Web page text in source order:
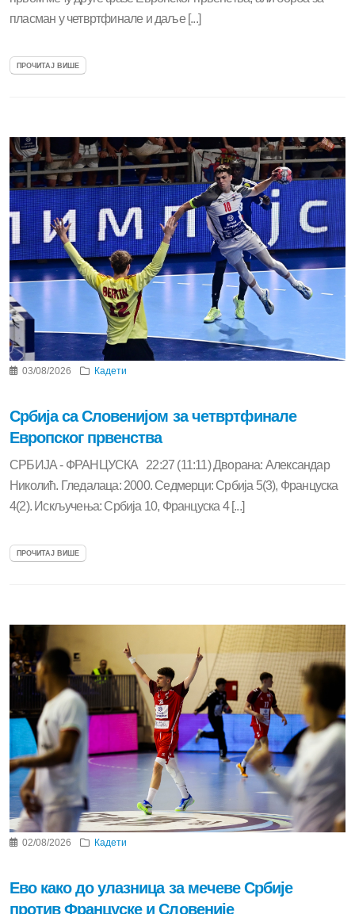
пласман у четвртфинале и даље [...]
ПРОЧИТАЈ ВИШЕ
03/08/2026 Кадети
Србија са Словенијом за четвртфинале
Европског првенства
СРБИЈА - ФРАНЦУСКА 22:27 (11:11) Дворана: Александар
Николић. Гледалаца: 2000. Седмерци: Србија 5(3), Француска
4(2). Искључења: Србија 10, Француска 4 [...]
ПРОЧИТАЈ ВИШЕ
02/08/2026 Кадети
Ево како до улазница за мечеве Србије
против Француске и Словеније